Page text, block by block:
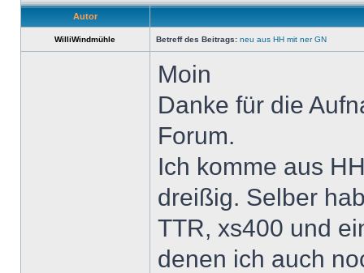
Autor
WilliWindmühle Betreff des Beitrags: neu aus HH mit ner GN
Moin
Danke für die
Forum.
Ich komme aus
dreißig. Selber
TTR, xs400 und
denen ich auch